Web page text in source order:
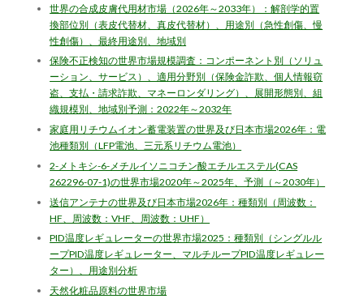
世界の合成皮膚代用材市場（2026年～2033年）：解剖学的置
換部位別（表皮代替材、真皮代替材）、用途別（急性創傷、慢
性創傷）、最終用途別、地域別
保険不正検知の世界市場規模調査：コンポーネント別（ソリュ
ーション、サービス）、適用分野別（保険金詐欺、個人情報窃
盗、支払・請求詐欺、マネーロンダリング）、展開形態別、組
織規模別、地域別予測：2022年～2032年
家庭用リチウムイオン蓄電装置の世界及び日本市場2026年：電
池種類別（LFP電池、三元系リチウム電池）
2-メトキシ-6-メチルイソニコチン酸エチルエステル(CAS
262296-07-1)の世界市場2020年～2025年、予測（～2030年）
送信アンテナの世界及び日本市場2026年：種類別（周波数：
HF、周波数：VHF、周波数：UHF）
PID温度レギュレーターの世界市場2025：種類別（シングルル
ープPID温度レギュレーター、マルチループPID温度レギュレー
ター）、用途別分析
天然化粧品原料の世界市場